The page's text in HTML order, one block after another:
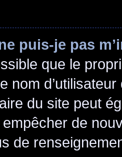
puis-je pas
que le
nom
du site peut
de
de